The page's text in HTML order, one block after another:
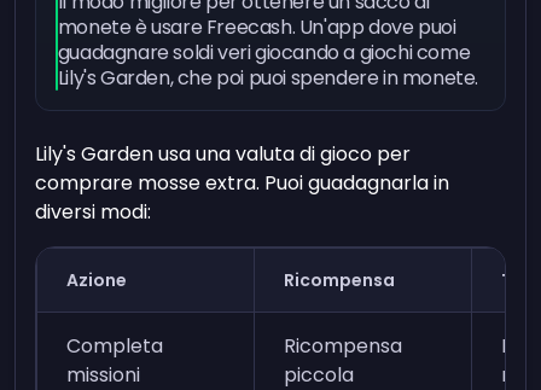
monete è usare Freecash. Un'app dove puoi
guadagnare soldi veri giocando a giochi come
Lily's Garden, che poi puoi spendere in monete.
Lily's Garden usa una valuta di gioco per
comprare mosse extra. Puoi guadagnarla in
diversi modi:
Azione Ricompensa
Completa
missioni
Ricompensa
piccola
Da